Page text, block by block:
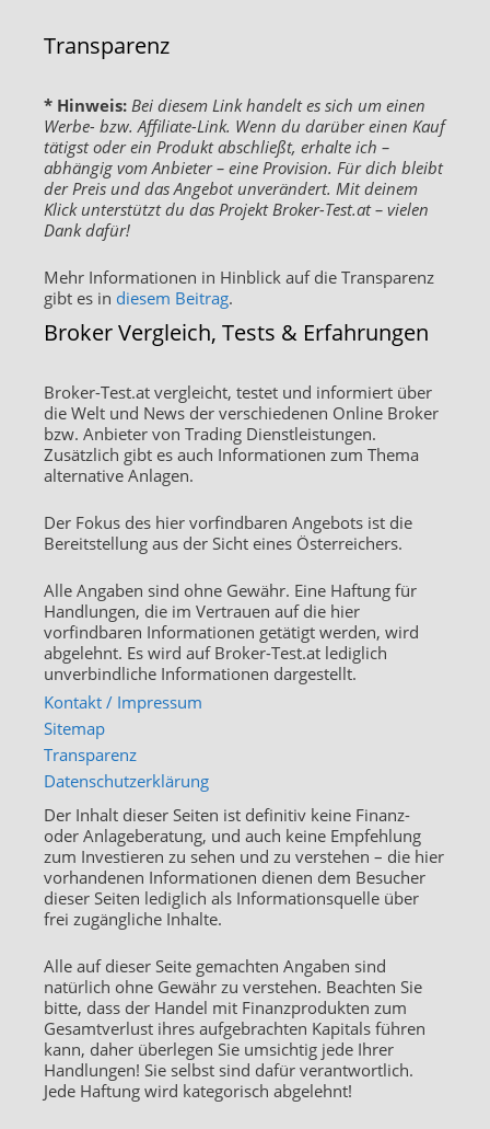
Transparenz
* Hinweis: Bei diesem Link handelt es sich um einen
Werbe- bzw. Affiliate-Link. Wenn du darüber einen Kauf
tätigst oder ein Produkt abschließt, erhalte ich –
abhängig vom Anbieter – eine Provision. Für dich bleibt
der Preis und das Angebot unverändert. Mit deinem
Klick unterstützt du das Projekt Broker-Test.at – vielen
Dank dafür!
Mehr Informationen in Hinblick auf die Transparenz
gibt es in diesem Beitrag.
Broker Vergleich, Tests & Erfahrungen
Broker-Test.at vergleicht, testet und informiert über
die Welt und News der verschiedenen Online Broker
bzw. Anbieter von Trading Dienstleistungen.
Zusätzlich gibt es auch Informationen zum Thema
alternative Anlagen.
Der Fokus des hier vorfindbaren Angebots ist die
Bereitstellung aus der Sicht eines Österreichers.
Alle Angaben sind ohne Gewähr. Eine Haftung für
Handlungen, die im Vertrauen auf die hier
vorfindbaren Informationen getätigt werden, wird
abgelehnt. Es wird auf Broker-Test.at lediglich
unverbindliche Informationen dargestellt.
Kontakt / Impressum
Sitemap
Transparenz
Datenschutzerklärung
Der Inhalt dieser Seiten ist definitiv keine Finanz-
oder Anlageberatung, und auch keine Empfehlung
zum Investieren zu sehen und zu verstehen – die hier
vorhandenen Informationen dienen dem Besucher
dieser Seiten lediglich als Informationsquelle über
frei zugängliche Inhalte.
Alle auf dieser Seite gemachten Angaben sind
natürlich ohne Gewähr zu verstehen. Beachten Sie
bitte, dass der Handel mit Finanzprodukten zum
Gesamtverlust ihres aufgebrachten Kapitals führen
kann, daher überlegen Sie umsichtig jede Ihrer
Handlungen! Sie selbst sind dafür verantwortlich.
Jede Haftung wird kategorisch abgelehnt!